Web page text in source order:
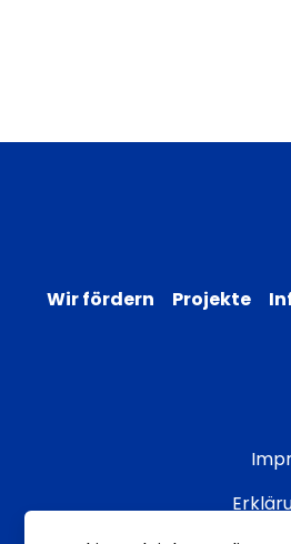
Wir fördern Projekte